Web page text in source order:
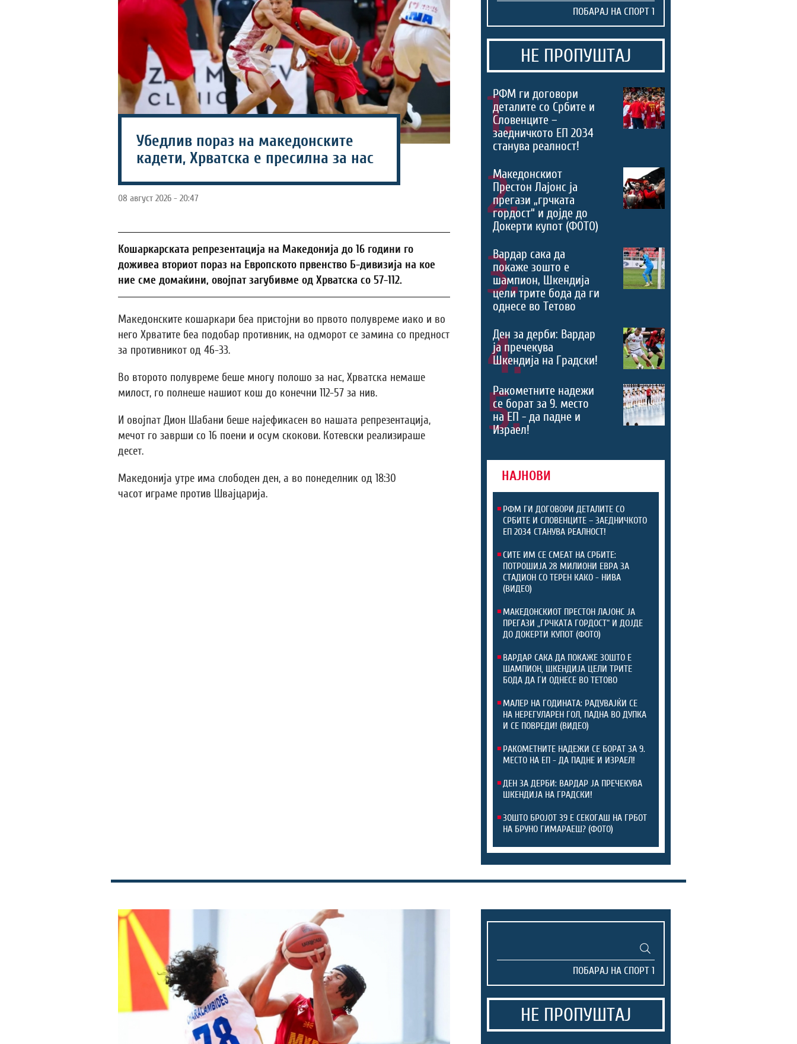
Убедлив пораз на македонските
кадети, Хрватска е пресилна за нас
08 август 2026 - 20:47
Кошаркарската репрезентација на Македонија до 16 години го
доживеа вториот пораз на Европското првенство Б-дивизија на кое
ние сме домаќини, овојпат загубивме од Хрватска со 57-112.
Македонските кошаркари беа пристојни во првото полувреме иако и во
него Хрватите беа подобар противник, на одморот се замина со предност
за противникот од 46-33.
Во второто полувреме беше многу полошо за нас, Хрватска немаше
милост, го полнеше нашиот кош до конечни 112-57 за нив.
И овојпат Дион Шабани беше најефикасен во нашата репрезентација,
мечот го заврши со 16 поени и осум скокови. Котевски реализираше
десет.
Македонија утре има слободен ден, а во понеделник од 18:30
часот играме против Швајцарија.
НЕ ПРОПУШТАЈ
1.
РФМ ги договори
деталите со Србите и
Словенците –
заедничкото ЕП 2034
станува реалност!
2.
Македонскиот
Престон Лајонс ја
прегази „грчката
гордост“ и дојде до
Докерти купот (ФОТО)
3.
Вардар сака да
покаже зошто е
шампион, Шкендија
цели трите бода да ги
однесе во Тетово
4.
Ден за дерби: Вардар
ја пречекува
Шкендија на Градски!
5.
Ракометните надежи
се борат за 9. место
на ЕП - да падне и
Израел!
НАЈНОВИ
РФМ ГИ ДОГОВОРИ ДЕТАЛИТЕ СО
СРБИТЕ И СЛОВЕНЦИТЕ – ЗАЕДНИЧКОТО
ЕП 2034 СТАНУВА РЕАЛНОСТ!
СИТЕ ИМ СЕ СМЕАТ НА СРБИТЕ:
ПОТРОШИЈА 28 МИЛИОНИ ЕВРА ЗА
СТАДИОН СО ТЕРЕН КАКО - НИВА
(ВИДЕО)
МАКЕДОНСКИОТ ПРЕСТОН ЛАЈОНС ЈА
ПРЕГАЗИ „ГРЧКАТА ГОРДОСТ“ И ДОЈДЕ
ДО ДОКЕРТИ КУПОТ (ФОТО)
ВАРДАР САКА ДА ПОКАЖЕ ЗОШТО Е
ШАМПИОН, ШКЕНДИЈА ЦЕЛИ ТРИТЕ
БОДА ДА ГИ ОДНЕСЕ ВО ТЕТОВО
МАЛЕР НА ГОДИНАТА: РАДУВАЈЌИ СЕ
НА НЕРЕГУЛАРЕН ГОЛ, ПАДНА ВО ДУПКА
И СЕ ПОВРЕДИ! (ВИДЕО)
РАКОМЕТНИТЕ НАДЕЖИ СЕ БОРАТ ЗА 9.
МЕСТО НА ЕП - ДА ПАДНЕ И ИЗРАЕЛ!
ДЕН ЗА ДЕРБИ: ВАРДАР ЈА ПРЕЧЕКУВА
ШКЕНДИЈА НА ГРАДСКИ!
ЗОШТО БРОЈОТ 39 Е СЕКОГАШ НА ГРБОТ
НА БРУНО ГИМАРАЕШ? (ФОТО)
НЕ ПРОПУШТАЈ